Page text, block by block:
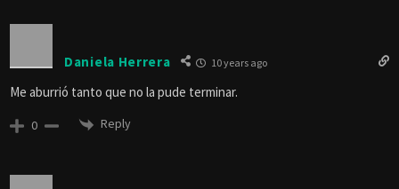
Daniela Herrera 10 years ago
Me aburrió tanto que no la pude terminar.
0 Reply